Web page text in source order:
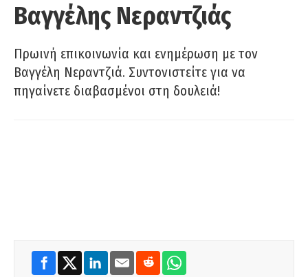
Βαγγέλης Νεραντζιάς
Πρωινή επικοινωνία και ενημέρωση με τον
Βαγγέλη Νεραντζιά. Συντονιστείτε για να
πηγαίνετε διαβασμένοι στη δουλειά!